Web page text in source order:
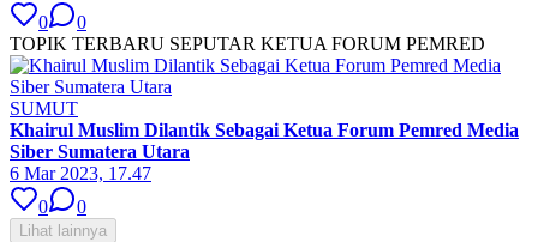
0
0
TOPIK TERBARU SEPUTAR KETUA FORUM PEMRED
SUMUT
Khairul Muslim Dilantik Sebagai Ketua Forum Pemred Media
Siber Sumatera Utara
6 Mar 2023, 17.47
0
0
Lihat lainnya